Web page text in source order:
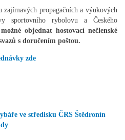
zajímavých propagačních a výukových
sportovního rybolovu a Českého
objednat hostovací nečlenské
s doručením poštou.
zde
ve středisku ČRS Štědronín